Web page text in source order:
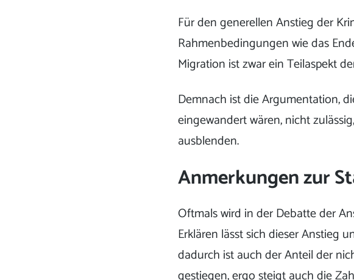
Für den generellen Anstieg der
Rahmenbedingungen wie das
Migration ist zwar ein Teilaspekt
Demnach ist die Argumentation,
eingewandert wären, nicht
ausblenden.
Anmerkungen zur
Oftmals wird in der Debatte der
Erklären lässt sich dieser Anstieg
dadurch ist auch der Anteil der